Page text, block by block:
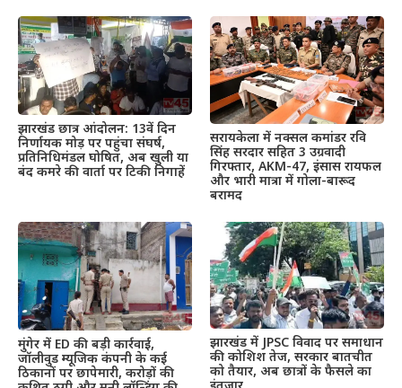
झारखंड छात्र आंदोलन: 13वें दिन
निर्णायक मोड़ पर पहुंचा संघर्ष,
प्रतिनिधिमंडल घोषित, अब खुली या
बंद कमरे की वार्ता पर टिकी निगाहें
सरायकेला में नक्सल कमांडर रवि
सिंह सरदार सहित 3 उग्रवादी
गिरफ्तार, AKM-47, इंसास रायफल
और भारी मात्रा में गोला-बारूद
बरामद
मुंगेर में ED की बड़ी कार्रवाई,
जॉलीवुड म्यूजिक कंपनी के कई
ठिकानों पर छापेमारी, करोड़ों की
झारखंड में JPSC विवाद पर समाधान
की कोशिश तेज, सरकार बातचीत
को तैयार, अब छात्रों के फैसले का